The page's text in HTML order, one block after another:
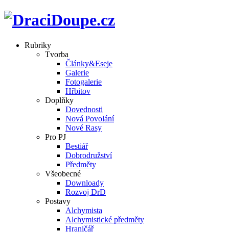
Rubriky
Tvorba
Články&Eseje
Galerie
Fotogalerie
Hřbitov
Doplňky
Dovednosti
Nová Povolání
Nové Rasy
Pro PJ
Bestiář
Dobrodružství
Předměty
Všeobecné
Downloady
Rozvoj DrD
Postavy
Alchymista
Alchymistické předměty
Hraničář